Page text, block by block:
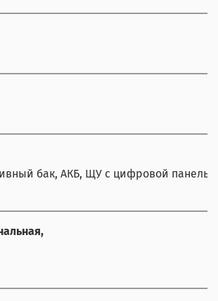
бак, АКБ, ЩУ с цифровой